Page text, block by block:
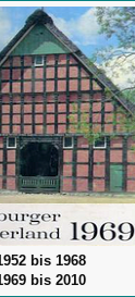
bis 1968
bis 2010